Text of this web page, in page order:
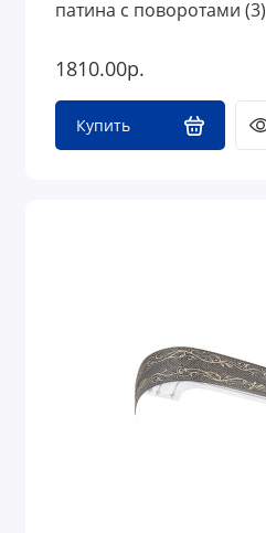
патина с поворотами (3)
1810.00р.
Купить